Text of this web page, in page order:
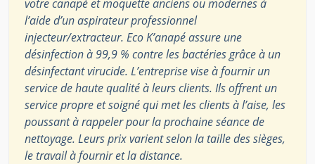
votre canapé et moquette anciens ou modernes à
l’aide d’un aspirateur professionnel
injecteur/extracteur. Eco K’anapé assure une
désinfection à 99,9 % contre les bactéries grâce à un
désinfectant virucide. L’entreprise vise à fournir un
service de haute qualité à leurs clients. Ils offrent un
service propre et soigné qui met les clients à l’aise, les
poussant à rappeler pour la prochaine séance de
nettoyage. Leurs prix varient selon la taille des sièges,
le travail à fournir et la distance.